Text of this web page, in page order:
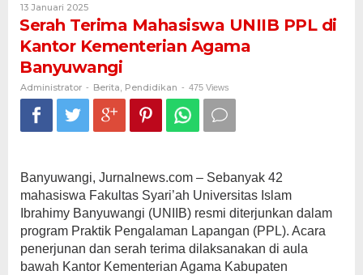
PPL
Kantor
13 Januari 2025Oleh
Administrator
Serah Terima Mahasiswa UNIIB PPL di
Kantor Kementerian Agama
Banyuwangi
Administrator - Berita, Pendidikan - 475 Views
Banyuwangi, Jurnalnews.com – Sebanyak 42
mahasiswa Fakultas Syari’ah Universitas Islam
Ibrahimy Banyuwangi (UNIIB) resmi diterjunkan dalam
program Praktik Pengalaman Lapangan (PPL). Acara
penerjunan dan serah terima dilaksanakan di aula
bawah Kantor Kementerian Agama Kabupaten